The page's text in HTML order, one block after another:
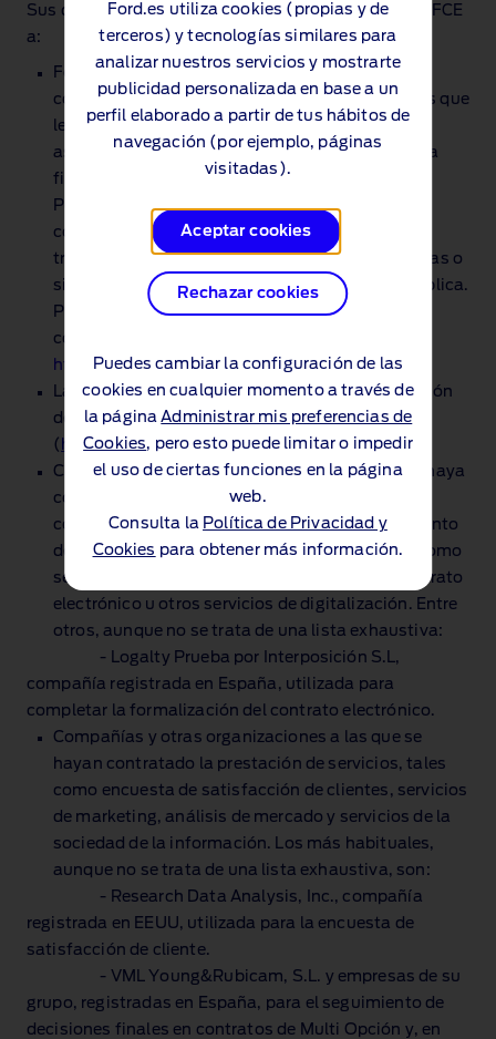
Ford.es utiliza cookies (propias y de
terceros) y tecnologías similares para
analizar nuestros servicios y mostrarte
publicidad personalizada en base a un
perfil elaborado a partir de tus hábitos de
navegación (por ejemplo, páginas
visitadas).
Aceptar cookies
Rechazar cookies
Puedes cambiar la configuración de las
cookies en cualquier momento a través de
la páginaAdministrar mis preferencias de
Cookies, pero esto puede limitar o impedir
el uso de ciertas funciones en la página
web.
Consulta la Política de Privacidad y
Cookies para obtener más información.
Sus datos personales pueden ser comunicados por FCE
a:
Ford España S.L., Ford Motor Company y a otras
compañías del Grupo Ford, así como a empresas que
les presten servicios. En tales casos, nos
aseguraremos de que sus datos son usados para
finalidades adecuadas conforme a la presente
Política de Privacidad y se suscribirán los
correspondientes contratos o cláusulas para el
tratamiento de los datos, aplicándose las mismas o
similares medidas de seguridad a las que FCE aplica.
Puede encontrar una lista de las compañías que
componen el Grupo Ford en
https://www.ford.eu/ford‑group‑companies#
Las compañías que integran la Red de Distribución
de FORD, identificadas en el Sitio Web
( https://www.ford.es/busca‑concesionario).
Compañías y otras organizaciones a las que se haya
contratado la prestación de servicios para la
correcta formalización del contrato y cumplimiento
de nuestras obligaciones contractuales, tales como
servicios de formalización y verificación de contrato
electrónico u otros servicios de digitalización. Entre
otros, aunque no se trata de una lista exhaustiva:
‑ Logalty Prueba por Interposición S.L,
compañía registrada en España, utilizada para
completar la formalización del contrato electrónico.
Compañías y otras organizaciones a las que se
hayan contratado la prestación de servicios, tales
como encuesta de satisfacción de clientes, servicios
de marketing, análisis de mercado y servicios de la
sociedad de la información. Los más habituales,
aunque no se trata de una lista exhaustiva, son:
‑ Research Data Analysis, Inc., compañía
registrada en EEUU, utilizada para la encuesta de
satisfacción de cliente.
‑ VML Young&Rubicam, S.L. y empresas de su
grupo, registradas en España, para el seguimiento de
decisiones finales en contratos de Multi Opción y, en